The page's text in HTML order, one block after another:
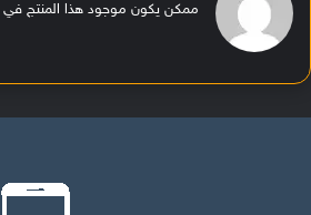
ممكن يكون موجود هذا المنتج في